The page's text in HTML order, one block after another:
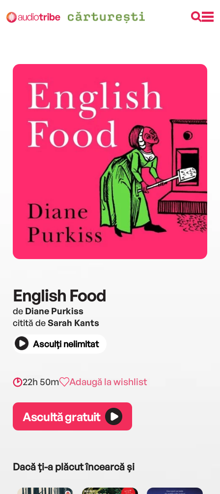
English Food
de Diane Purkiss
citită deSarah Kants
Asculți nelimitat
22h 50m Adaugă la wishlist
Ascultă gratuit
Dacă ți-a plăcut încearcă și